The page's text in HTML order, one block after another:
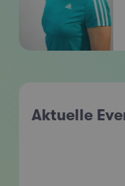
Aktuelle